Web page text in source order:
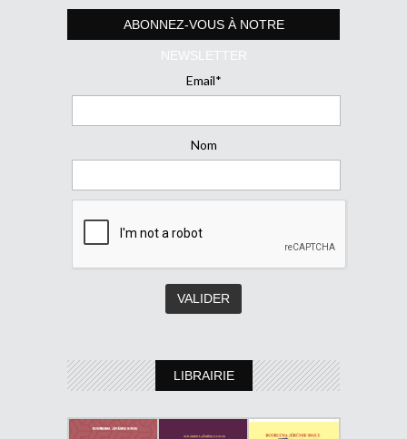
ABONNEZ-VOUS À NOTRE
NEWSLETTER
Email*
Nom
LIBRAIRIE